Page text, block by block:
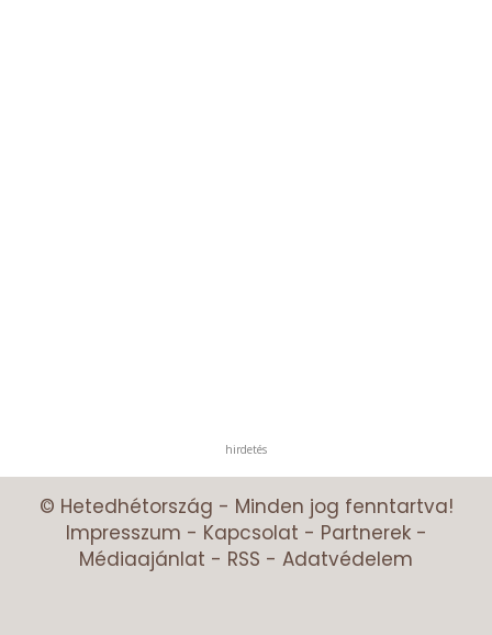
hirdetés
© Hetedhétország - Minden jog fenntartva!
Impresszum - Kapcsolat - Partnerek-
Médiaajánlat - RSS - Adatvédelem